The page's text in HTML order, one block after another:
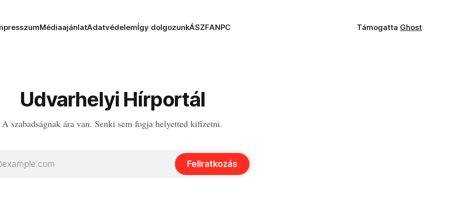
MédiaajánlatAdatvédelemÍgy dolgozunkÁSZFANPC Támogatta Ghost
Udvarhelyi Hírportál
A szabadságnak ára van. Senki sem fogja helyetted kifizetni.
Feliratkozás